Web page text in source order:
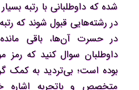
شده که داوطلبانی با رتبه بسیار
در رشته‌هایی قبول شوند که
در حسرت آن‌ها، باقی
داوطلبان سوال کنید که رمز
بوده است؛ بی‌تردید به کمک
متخصص و باتجربه اشاره